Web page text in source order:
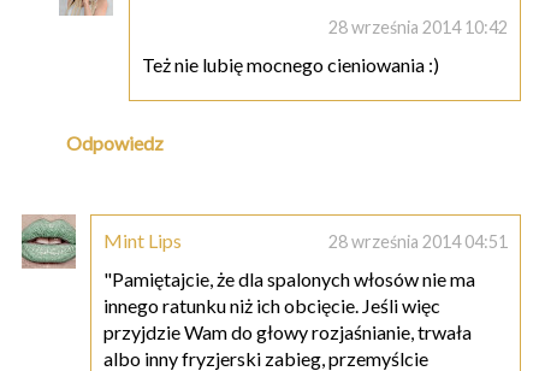
28 września 2014 10:42
Też nie lubię mocnego cieniowania :)
Odpowiedz
Mint Lips 28 września 2014 04:51
"Pamiętajcie, że dla spalonych włosów nie ma
innego ratunku niż ich obcięcie. Jeśli więc
przyjdzie Wam do głowy rozjaśnianie, trwała
albo inny fryzjerski zabieg, przemyślcie